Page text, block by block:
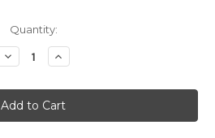
Quantity:
Decrease
Quantity
我
在
底
层
Increase
Quantity
我
在
底
层